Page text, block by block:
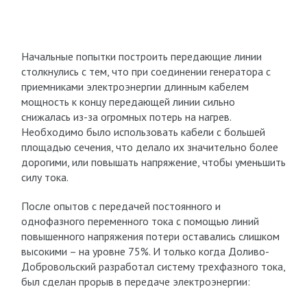
Начальные попытки построить передающие линии
столкнулись с тем, что при соединении генератора с
приемниками электроэнергии длинным кабелем
мощность к концу передающей линии сильно
снижалась из-за огромных потерь на нагрев.
Необходимо было использовать кабели с большей
площадью сечения, что делало их значительно более
дорогими, или повышать напряжение, чтобы уменьшить
силу тока.
После опытов с передачей постоянного и
однофазного переменного тока с помощью линий
повышенного напряжения потери оставались слишком
высокими – на уровне 75%. И только когда Доливо-
Добровольский разработал систему трехфазного тока,
был сделан прорыв в передаче электроэнергии: